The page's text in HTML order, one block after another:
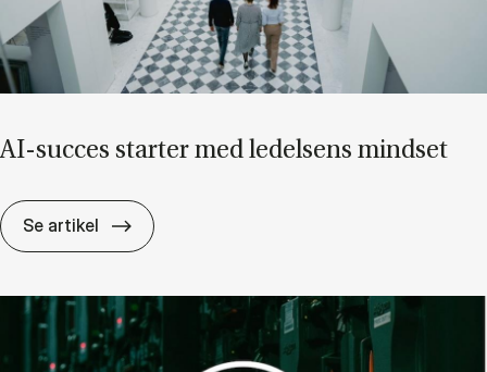
AI-suc­ces star­ter med le­del­sens mind­set
Se artikel AI-suc­ces star­ter med le­del­sens mind­set